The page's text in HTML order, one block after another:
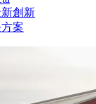
創新
案